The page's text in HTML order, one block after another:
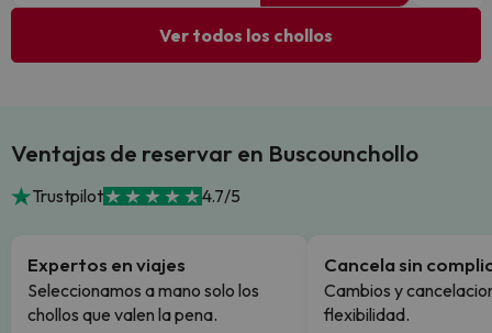
Ver todos los chollos
Ventajas de reservar en Buscounchollo
Trustpilot 4.7/5
Expertos en viajes
Seleccionamos a mano solo los
chollos que valen la pena.
Cancela sin
Cambios y
flexibilidad.